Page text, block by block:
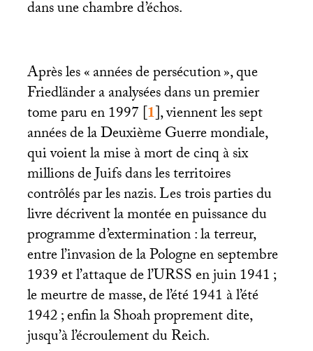
dans une chambre d’échos.
Après les «années de persécution», que
Friedländer a analysées dans un premier
tome paru en 1997[1], viennent les sept
années de la Deuxième Guerre mondiale,
qui voient la mise à mort de cinq à six
millions de Juifs dans les territoires
contrôlés par les nazis. Les trois parties du
livre décrivent la montée en puissance du
programme d’extermination : la terreur,
entre l’invasion de la Pologne en septembre
1939 et l’attaque de l’URSSen juin 1941;
le meurtre de masse, de l’été 1941 à l’été
1942; enfin la Shoah proprement dite,
jusqu’à l’écroulement du Reich.